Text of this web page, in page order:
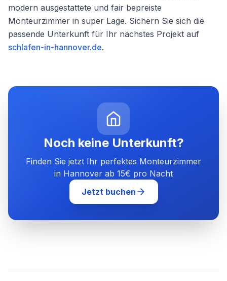
modern ausgestattete und fair bepreiste
Monteurzimmer in super Lage. Sichern Sie sich die
passende Unterkunft für Ihr nächstes Projekt auf
schlafen-in-hannover.de.
Noch keine Unterkunft?
Finden Sie jetzt Ihr perfektes Monteurzimmer
in Hannover ab 15€ pro Nacht
Jetzt buchen